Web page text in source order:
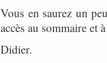
Vous en saurez un
accès au sommaire et
Didier.